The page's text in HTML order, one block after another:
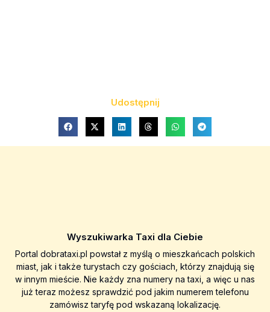
Udostępnij
Wyszukiwarka Taxi dla Ciebie
Portal dobrataxi.pl powstał z myślą o mieszkańcach polskich
miast, jak i także turystach czy gościach, którzy znajdują się
w innym mieście. Nie każdy zna numery na taxi, a więc u nas
już teraz możesz sprawdzić pod jakim numerem telefonu
zamówisz taryfę pod wskazaną lokalizację.